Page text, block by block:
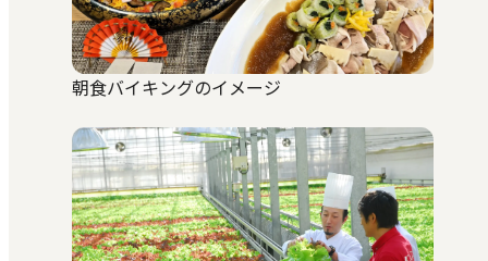
朝食バイキングのイメージ